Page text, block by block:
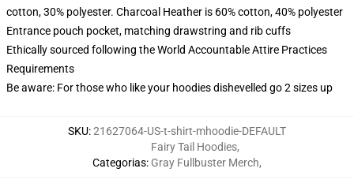
cotton, 30% polyester. Charcoal Heather is 60% cotton, 40% polyester
Entrance pouch pocket, matching drawstring and rib cuffs
Ethically sourced following the World Accountable Attire Practices
Requirements
Be aware: For those who like your hoodies dishevelled go 2 sizes up
SKU:21627064-US-t-shirt-mhoodie-DEFAULT
Categorias:
Fairy Tail Hoodies,
Gray Fullbuster Merch,